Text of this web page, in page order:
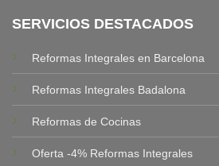
SERVICIOS DESTACADOS
Reformas Integrales en Barcelona
Reformas Integrales Badalona
Reformas de Cocinas
Oferta -4% Reformas Integrales